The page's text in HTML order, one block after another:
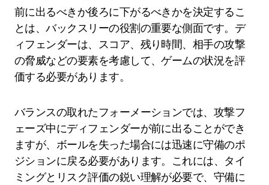
前に出るべきか後ろに下がるべきかを決定するこ
とは、バックスリーの役割の重要な側面です。デ
ィフェンダーは、スコア、残り時間、相手の攻撃
の脅威などの要素を考慮して、ゲームの状況を評
価する必要があります。
バランスの取れたフォーメーションでは、攻撃フ
ェーズ中にディフェンダーが前に出ることができ
ますが、ボールを失った場合には迅速に守備のポ
ジションに戻る必要があります。これには、タイ
ミングとリスク評価の鋭い理解が必要で、守備に